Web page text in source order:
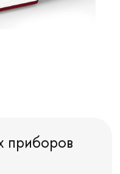
приборов